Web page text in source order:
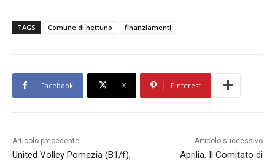
TAGS Comune di nettuno finanziamenti
Facebook X Pinterest
Articolo precedente
United Volley Pomezia (B1/f),
Articolo successivo
Aprilia. Il Comitato di